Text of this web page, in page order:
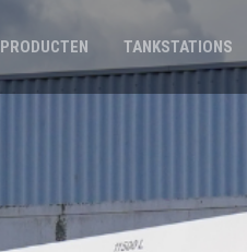
PRODUCTEN TANKSTATIONS